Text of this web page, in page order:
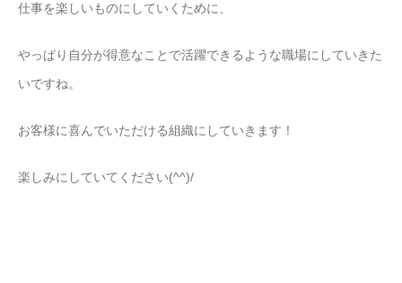
仕事を楽しいものにしていくために、
やっぱり自分が得意なことで活躍できるような職場にしていきた
いですね。
お客様に喜んでいただける組織にしていきます！
楽しみにしていてください(^^)/